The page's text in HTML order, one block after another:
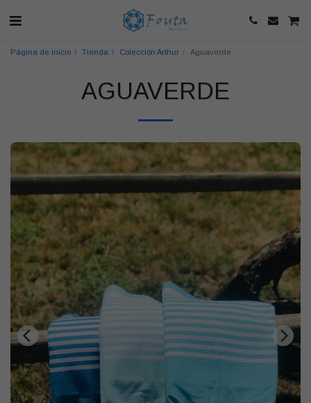
Página de inicio Tienda Colección Arthur Aguaverde
AGUAVERDE